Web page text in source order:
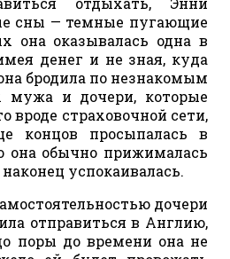
сны — темные пугающие
она оказывалась одна в
денег и не зная, куда
бродила по незнакомым
мужа и дочери, которые
вроде страховочной сети,
концов просыпалась в
она обычно прижималась
успокаивалась.
дочери
отправиться в Англию,
поры до времени она не